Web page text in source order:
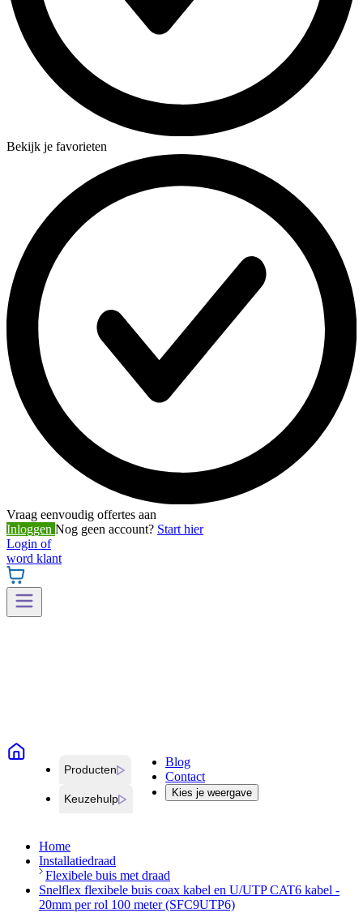
Bekijk je favorieten
Vraag eenvoudig offertes aan
Inloggen Nog geen account? Start hier
Login of
word klant
Producten
Keuzehulp
Blog
Contact
Kies je weergave
Home
Installatiedraad
Flexibele buis met draad
Snelflex flexibele buis coax kabel en U/UTP CAT6 kabel -
20mm per rol 100 meter (SFC9UTP6)